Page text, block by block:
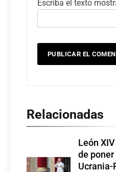
Escriba el texto
Relacionadas
León
de
Ucrania-